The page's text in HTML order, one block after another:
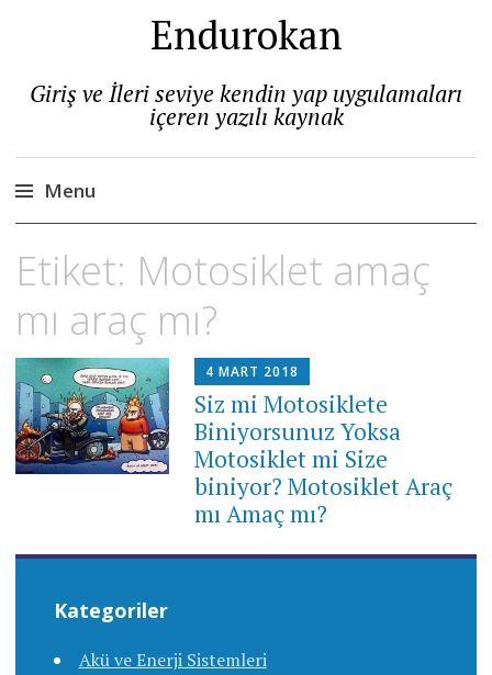
Endurokan
Giriş ve İleri seviye kendin yap uygulamaları
içeren yazılı kaynak
Menu
to
Etiket: Motosiklet amaç
mı araç mı?
4 MART 2018
Siz mi Motosiklete
Biniyorsunuz Yoksa
Motosiklet mi Size
biniyor? Motosiklet Araç
mı Amaç mı?
Kategoriler
Akü ve Enerji Sistemleri